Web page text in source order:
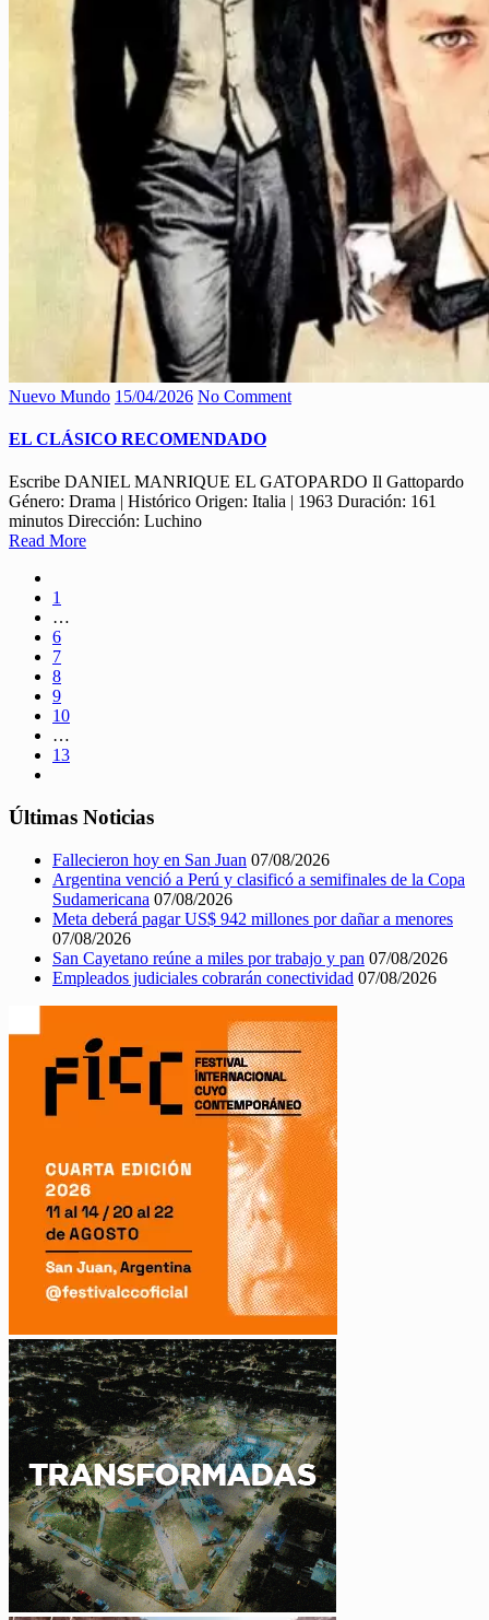
Nuevo Mundo 15/04/2026 No Comment
EL CLÁSICO RECOMENDADO
Escribe DANIEL MANRIQUE EL GATOPARDO Il Gattopardo
Género: Drama | Histórico Origen: Italia | 1963 Duración: 161
minutos Dirección: Luchino
Read More
1
…
6
7
8
9
10
…
13
Últimas Noticias
Fallecieron hoy en San Juan 07/08/2026
Argentina venció a Perú y clasificó a semifinales de la Copa
Sudamericana 07/08/2026
Meta deberá pagar US$ 942 millones por dañar a menores
07/08/2026
San Cayetano reúne a miles por trabajo y pan 07/08/2026
Empleados judiciales cobrarán conectividad 07/08/2026